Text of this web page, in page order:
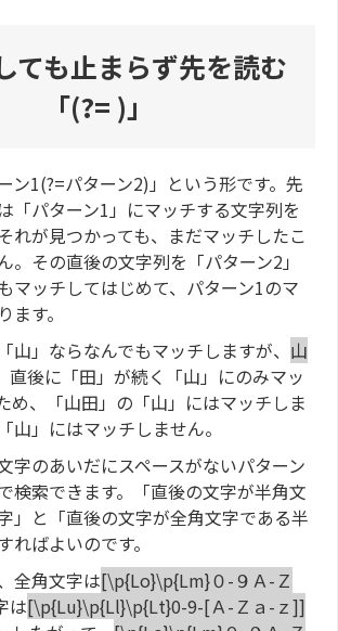
ても止まらず先を読む
「(?= )」
ン1(?=パターン2)」という形です。先
「パターン1」にマッチする文字列を
れが見つかっても、まだマッチしたこ
。その直後の文字列を「パターン2」
マッチしてはじめて、パターン1のマ
ます。
山」ならなんでもマッチしますが、 山
直後に「田」が続く「山」にのみマッ
め、「山田」の「山」にはマッチしま
山」にはマッチしません。
字のあいだにスペースがないパターン
検索できます。「直後の文字が半角文
」と「直後の文字が全角文字である半
ればよいのです。
全角文字は[\p{Lo}\p{Lm}０-９Ａ-Ｚ
は[\p{Lu}\p{Ll}\p{Lt}0-9-[Ａ-Ｚａ-ｚ]]